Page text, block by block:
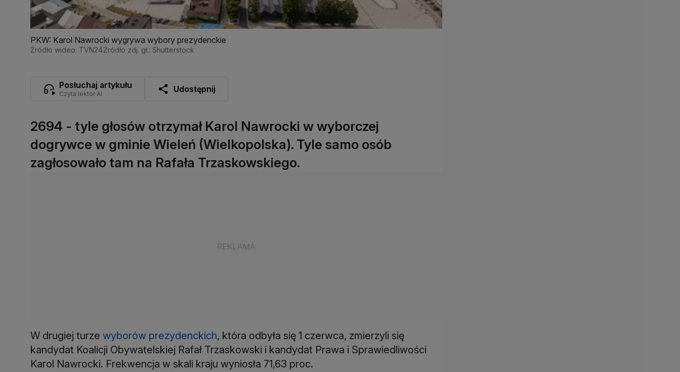
PKW: Karol Nawrocki wygrywa wybory prezydenckie
Źródło wideo: TVN24Źródło zdj. gł.: Shutterstock
Posłuchaj artykułu
Czyta lektor AI Udostępnij
2694 - tyle głosów otrzymał Karol Nawrocki w wyborczej
dogrywce w gminie Wieleń (Wielkopolska). Tyle samo osób
zagłosowało tam na Rafała Trzaskowskiego.
W drugiej turze wyborów prezydenckich, która odbyła się 1 czerwca, zmierzyli się
kandydat Koalicji Obywatelskiej Rafał Trzaskowski i kandydat Prawa i Sprawiedliwości
Karol Nawrocki. Frekwencja w skali kraju wyniosła 71,63 proc.